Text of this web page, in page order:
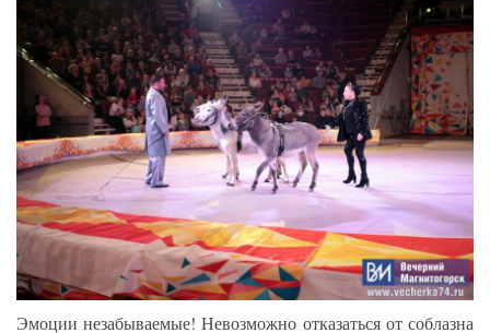
Эмоции незабываемые! Невозможно отказаться от соблазна